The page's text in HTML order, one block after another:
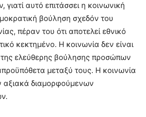
γιατί αυτό επιτάσσει η κοινωνική
βούληση σχεδόν του
πέραν του ότι αποτελεί εθνικό
κεκτημένο. Η κοινωνία δεν είναι
ελεύθερης βούλησης προσώπων
μεταξύ τους. Η κοινωνία
αξιακά διαμορφούμενων